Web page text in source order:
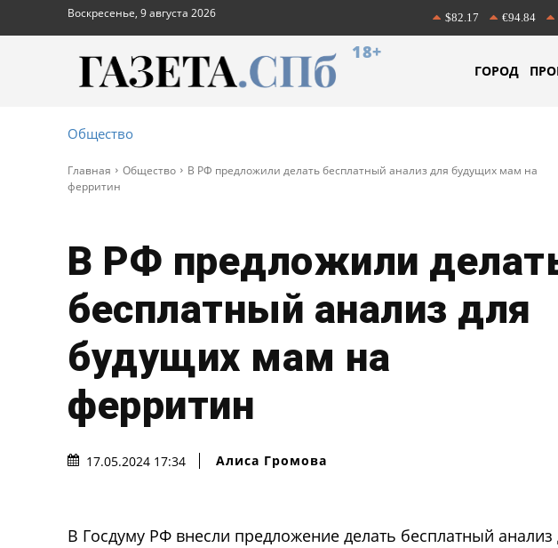
Воскресенье, 9 августа 2026 $82.17 €94.84
18+
ГОРОД
Общество
Главная Общество
В РФ предложили делать бесплатный анализ для будущих мам на
ферритин
В РФ предложили
бесплатный анализ для
будущих мам на
ферритин
17.05.2024 17:34 Алиса Громова
В Госдуму РФ внесли предложение делать бесплатный